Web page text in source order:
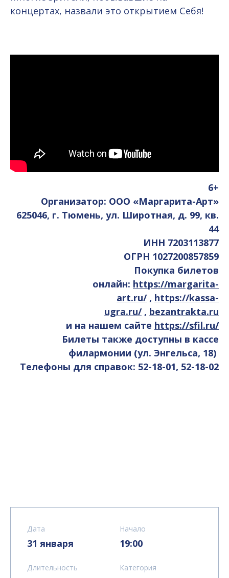
концертах, назвали это открытием Себя!
6+
Организатор: ООО «Маргарита-Арт»
625046, г. Тюмень, ул. Широтная, д. 99, кв.
44
ИНН 7203113877
ОГРН 1027200857859
Покупка билетов
онлайн: https://margarita-
art.ru/, https://kassa-
ugra.ru/, bezantrakta.ru
и на нашем сайте https://sfil.ru/
Билеты также доступны в кассе
филармонии (ул. Энгельса, 18)
Телефоны для справок: 52-18-01, 52-18-02
Дата
31 января
Начало
19:00
Длительность Категория